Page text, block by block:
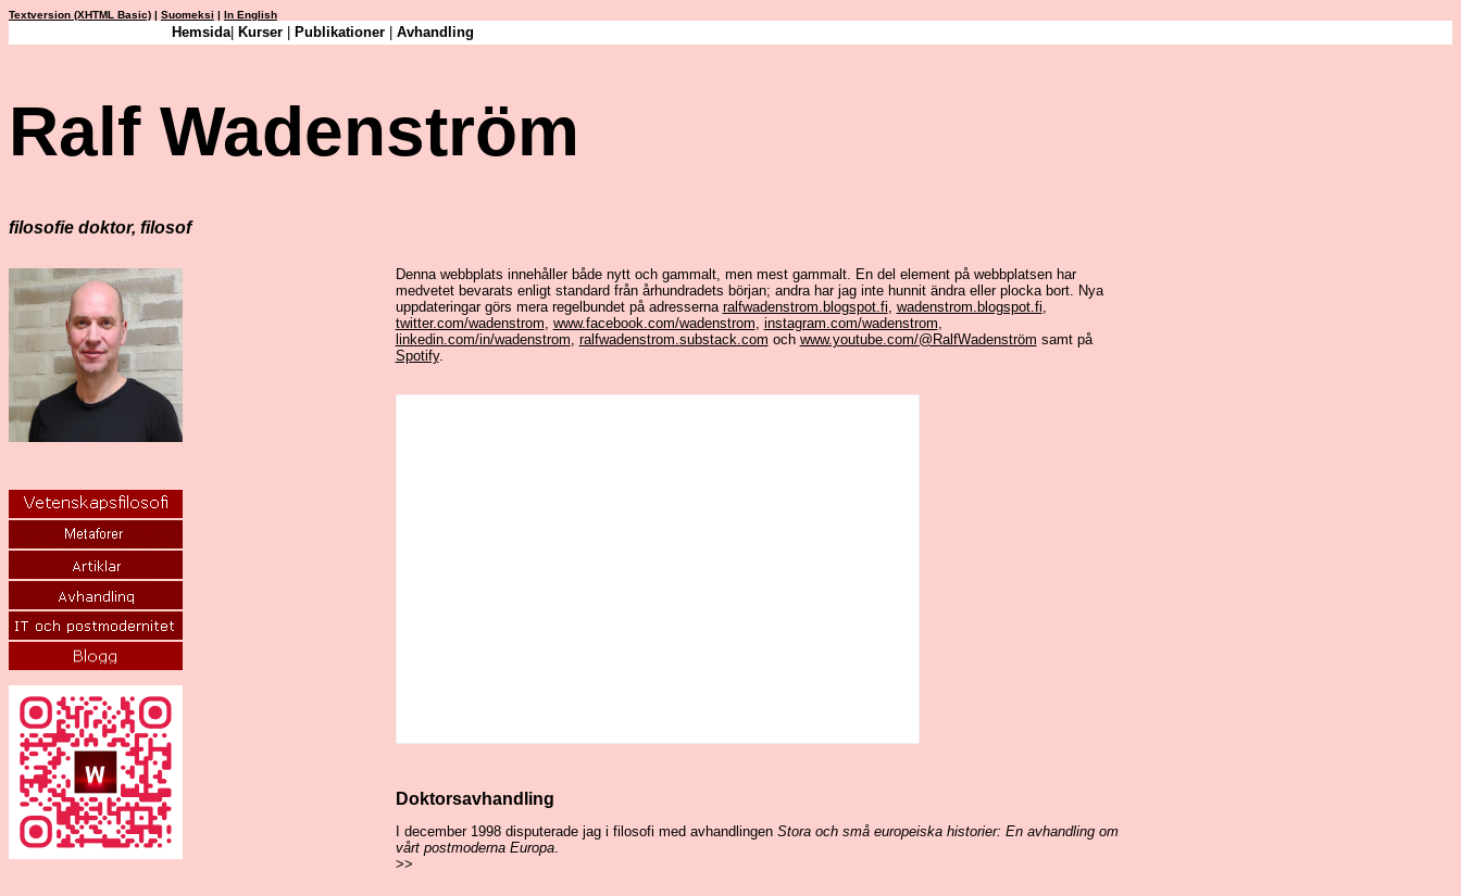
Textversion (XHTML Basic) | Suomeksi | In English
Hemsida| Kurser Publikationer |Avhandling
Ralf Wadenström
filosofie doktor, filosof
Denna webbplats innehåller både nytt och gammalt, men mest gammalt. En del element på webbplatsen har
medvetet bevarats enligt standard från århundradets början; andra har jag inte hunnit ändra eller plocka bort. Nya
uppdateringar görs mera regelbundet på adresserna ralfwadenstrom.blogspot.fi, wadenstrom.blogspot.fi,
twitter.com/wadenstrom, www.facebook.com/wadenstrom, instagram.com/wadenstrom,
linkedin.com/in/wadenstrom, ralfwadenstrom.substack.com och www.youtube.com/@RalfWadenström samt på
Spotify.
Doktorsavhandling
I december 1998 disputerade jag i filosofi med avhandlingen Stora och små europeiska historier: En avhandling om
vårt postmoderna Europa.
>>